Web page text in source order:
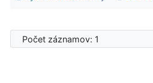
Počet záznamov: 1